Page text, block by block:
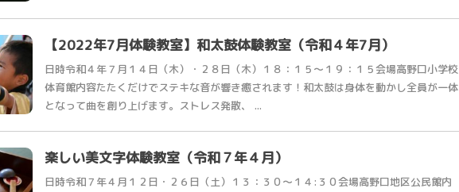
【2022年7月体験教室】和太鼓体験教室（令和４年7月）
日時令和４年７月１４日（木）・２８日（木）１８：１５～１９：１５会場高野口小学校
体育館内容たたくだけでステキな音が響き癒されます！和太鼓は身体を動かし全員が一体
となって曲を創り上げます。ストレス発散、 ...
楽しい美文字体験教室（令和７年４月）
日時令和７年４月１２日・２６日（土）１３：３０～１４:３０会場高野口地区公民館内